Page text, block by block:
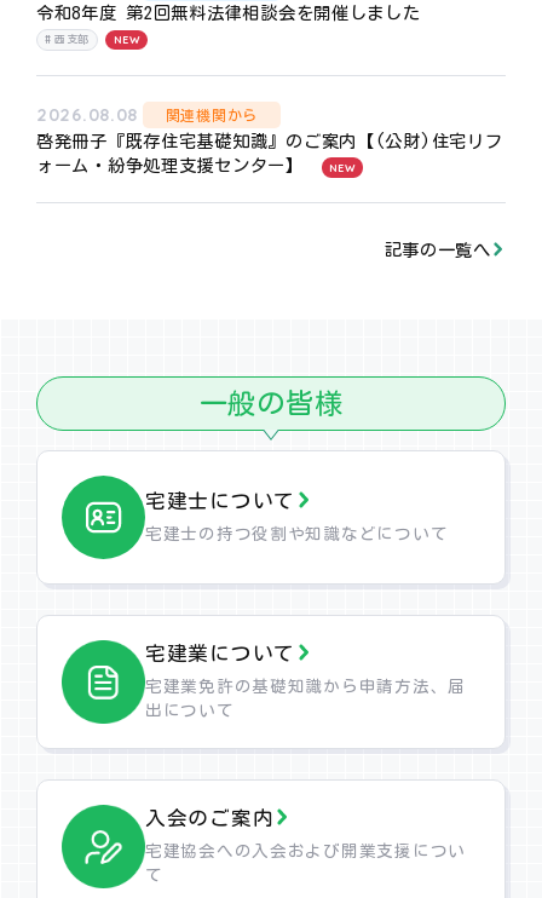
令和8年度 第2回無料法律相談会を開催しました
西支部 NEW
2026.08.08 関連機関から
啓発冊子『既存住宅基礎知識』のご案内【(公財)住宅リフ
ォーム・紛争処理支援センター】
NEW
記事の一覧へ
一般の皆様
宅建士について
宅建士の持つ役割や知識などについて
宅建業について
宅建業免許の基礎知識から申請方法、 届
出について
入会のご案内
宅建協会への入会および 開業支援につい
て